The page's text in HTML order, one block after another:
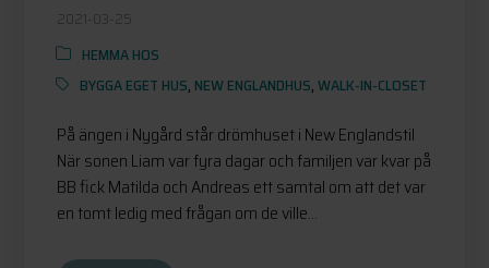
2021-03-25
HEMMA HOS
BYGGA EGET HUS, NEW ENGLANDHUS,WALK-IN-CLOSET
På ängen i Nygård står drömhuset i New Englandstil
När sonen Liam var fyra dagar och familjen var kvar på
BB fick Matilda och Andreas ett samtal om att det var
en tomt ledig med frågan om de ville...